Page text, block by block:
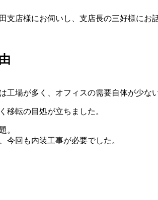
店様にお伺いし、支店長の三好様にお
場が多く、オフィスの需要自体が少な
移転の目処が立ちました。
。
今回も内装工事が必要でした。